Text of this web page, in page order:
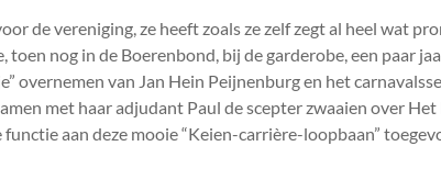
de vereniging, ze heeft zoals ze zelf zegt al heel wat
toen nog in de Boerenbond, bij de garderobe, een paar
overnemen van Jan Hein Peijnenburg en het
met haar adjudant Paul de scepter zwaaien over
aan deze mooie “Keien-carrière-loopbaan”